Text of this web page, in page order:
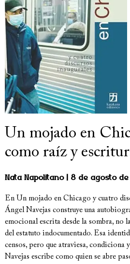
Un mojado en
como raíz y
Nata Napolitano 8 de agosto de
En Un mojado en Chicago y cuatro
Ángel Navejas construye una
emocional escrita desde la sombra, no
del estatuto indocumentado. Esa
censos, pero que atraviesa, condiciona
Navejas escribe como quien se abre